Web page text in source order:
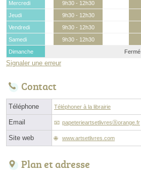
Mercredi
9h30 - 12h30
Jeudi
9h30 - 12h30
Vendredi
9h30 - 12h30
Samedi
9h30 - 12h30
Dimanche
Fermé
Signaler une erreur
Contact
Téléphone Téléphoner à la librairie
Email papeterieartsetlivresⓐorange.fr
Site web www.artsetlivres.com
Plan et adresse